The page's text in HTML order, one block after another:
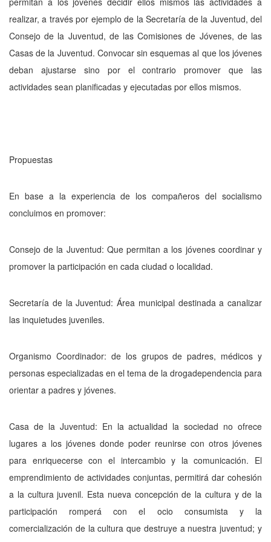
realizar, a través por ejemplo de la Secretaría de la Juventud, del
Consejo de la Juventud, de las Comisiones de Jóvenes, de las
Casas de la Juventud. Convocarsinesquemas al que los jóvenes
deban ajustarse sino por el contrario promover que las
actividades sean planificadas y ejecutadas por ellos mismos.
Propuestas
En base a la experiencia de los compa­ñeros del socialismo
concluimos en promover:
Consejo de la Juventud: Que permitan a los jóvenes coordinar y
promover la participación en cada ciudad o localidad.
Secretaría de laJuventud: Área municipal des­tinada a canalizar
las inquietudes juveniles.
Organismo Coordinador: de los grupos de pa­dres, médicos y
personas especializadas en el tema de la drogadependencia para
orientar a padres y jóvenes.
Casa de la Juventud: En la actualidad la socie­dad no ofrece
lugares a los jóvenes donde po­der reunirse con otros jóvenes
para enriquecer­se con el intercambio y la comunicación. El
emprendimiento de actividades conjuntas, per­mitirá dar cohesión
a la cultura juvenil. Esta nueva concepción de la cultura y de la
partici­pación romperá con el ocio consumista y la
comercialización de la cultura que destruye a nuestra juventud; y